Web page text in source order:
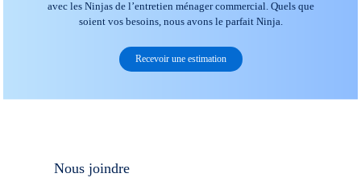
avec les Ninjas de l’entretien ménager commercial. Quels que
soient vos besoins, nous avons le parfait Ninja.
Recevoir une estimation
Nous joindre